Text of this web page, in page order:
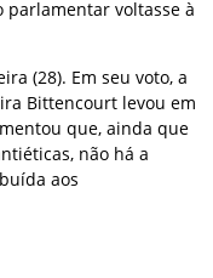
parlamentar voltasse à
(28). Em seu voto, a
Bittencourt levou em
que, ainda que
não há a
aos